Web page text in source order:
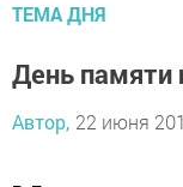
ТЕМА ДНЯ
День памяти
Автор, 22 июня